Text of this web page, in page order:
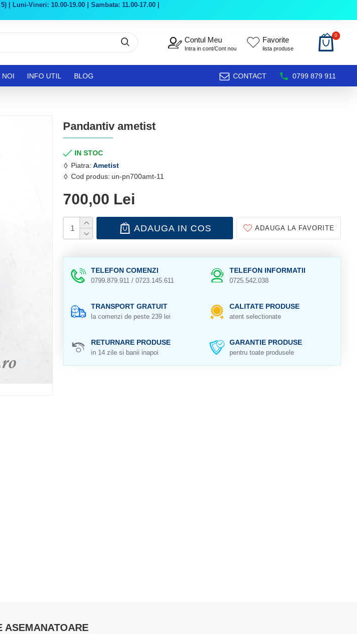
Luni-Vineri: 10.00-19.00 | Sambata: 11.00-17.00 |
Contul Meu
Intra in cont/Cont nou
Favorite
lista produse
0
NOI INFO UTIL BLOG CONTACT 0799 879 911
Pandantiv ametist
IN STOC
Piatra: Ametist
Cod produs: un-pn700amt-11
700,00 Lei
ADAUGA IN COS ADAUGA LA FAVORITE
TELEFON COMENZI
0799.879.911 / 0723.145.611
TELEFON INFORMATII
0725.542.038
TRANSPORT GRATUIT
la comenzi de peste 239 lei
CALITATE PRODUSE
atent selectionate
RETURNARE PRODUSE
in 14 zile si banii inapoi
GARANTIE PRODUSE
pentru toate produsele
ASEMANATOARE